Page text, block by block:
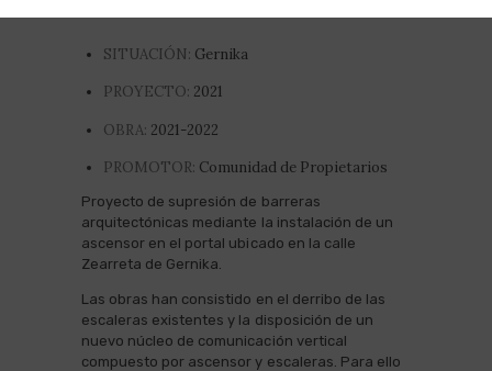
SITUACIÓN: Gernika
PROYECTO: 2021
OBRA: 2021-2022
PROMOTOR: Comunidad de Propietarios
Proyecto de supresión de barreras
arquitectónicas mediante la instalación de un
ascensor en el portal ubicado en la calle
Zearreta de Gernika.
Las obras han consistido en el derribo de las
escaleras existentes y la disposición de un
nuevo núcleo de comunicación vertical
compuesto por ascensor y escaleras. Para ello